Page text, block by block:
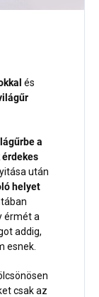
és
a
érdekes
után
helyet
érmét a
addig,
esnek.
csak az